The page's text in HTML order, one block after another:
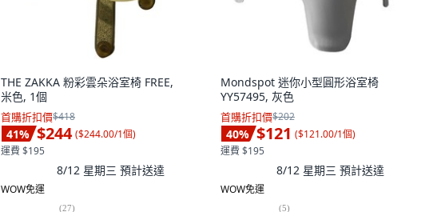
THE ZAKKA 粉彩雲朵浴室椅 FREE,
米色, 1個
首購折扣價$418
41% $244 ($244.00/1個)
運費 $195
8/12 星期三 預計送達
WOW免運
(27)
Mondspot 迷你小型圓形浴室椅
YY57495, 灰色
首購折扣價$202
40% $121 ($121.00/1個)
運費 $195
8/12 星期三 預計送達
WOW免運
(5)